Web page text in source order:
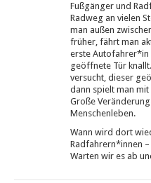
Fußgänger und
Radweg an vielen
man außen
früher, fährt man
erste Autofahrer*in
geöffnete Tür
versucht, dieser
dann spielt man mit
Große
Menschenleben.
Wann wird dort
Radfahrern*innen
Warten wir es ab